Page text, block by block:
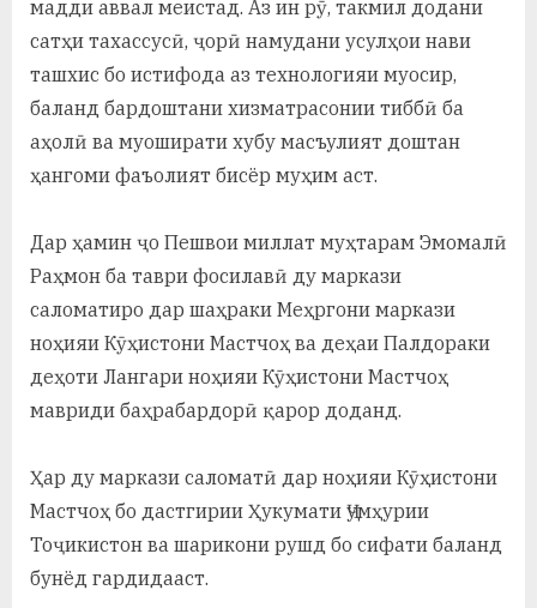
мадди аввал меистад. Аз ин рӯ, такмил додани
сатҳи тахассусӣ, ҷорӣ намудани усулҳои нави
ташхис бо истифода аз технологияи муосир,
баланд бардоштани хизматрасонии тиббӣ ба
аҳолӣ ва муоширати хубу масъулият доштан
ҳангоми фаъолият бисёр муҳим аст.
Дар ҳамин ҷо Пешвои миллат муҳтарам Эмомалӣ
Раҳмон ба таври фосилавӣ ду маркази
саломатиро дар шаҳраки Меҳргони маркази
ноҳияи Кӯҳистони Мастчоҳ ва деҳаи Палдораки
деҳоти Лангари ноҳияи Кӯҳистони Мастчоҳ
мавриди баҳрабардорӣ қарор доданд.
Ҳар ду маркази саломатӣ дар ноҳияи Кӯҳистони
Мастчоҳ бо дастгирии Ҳукумати Ҷумҳурии
Тоҷикистон ва шарикони рушд бо сифати баланд
бунёд гардидааст.